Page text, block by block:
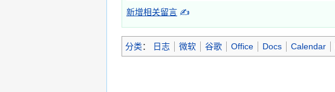
新增相关留言 ✍
分类： 日志 微软 谷歌 Office Docs Calendar